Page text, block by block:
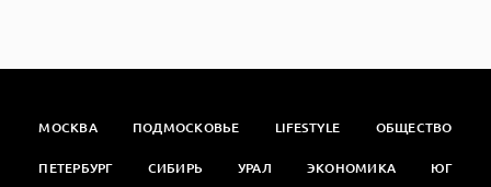
МОСКВА ПОДМОСКОВЬЕ LIFESTYLE ОБЩЕСТВО
ПЕТЕРБУРГ СИБИРЬ УРАЛ ЭКОНОМИКА ЮГ